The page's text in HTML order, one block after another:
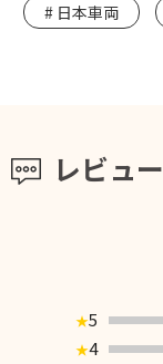
レビュー
★5
★4
日本車両